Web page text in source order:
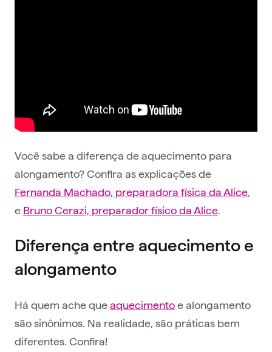
Você sabe a diferença de aquecimento para
alongamento? Confira as explicações de
Fernanda Machado, preparadora física da Alice,
e Bruno Cerazi, preparador físico da Alice.
Diferença entre aquecimento e
alongamento
Há quem ache queaquecimentoe alongamento
são sinônimos. Na realidade, são práticas bem
diferentes. Confira!